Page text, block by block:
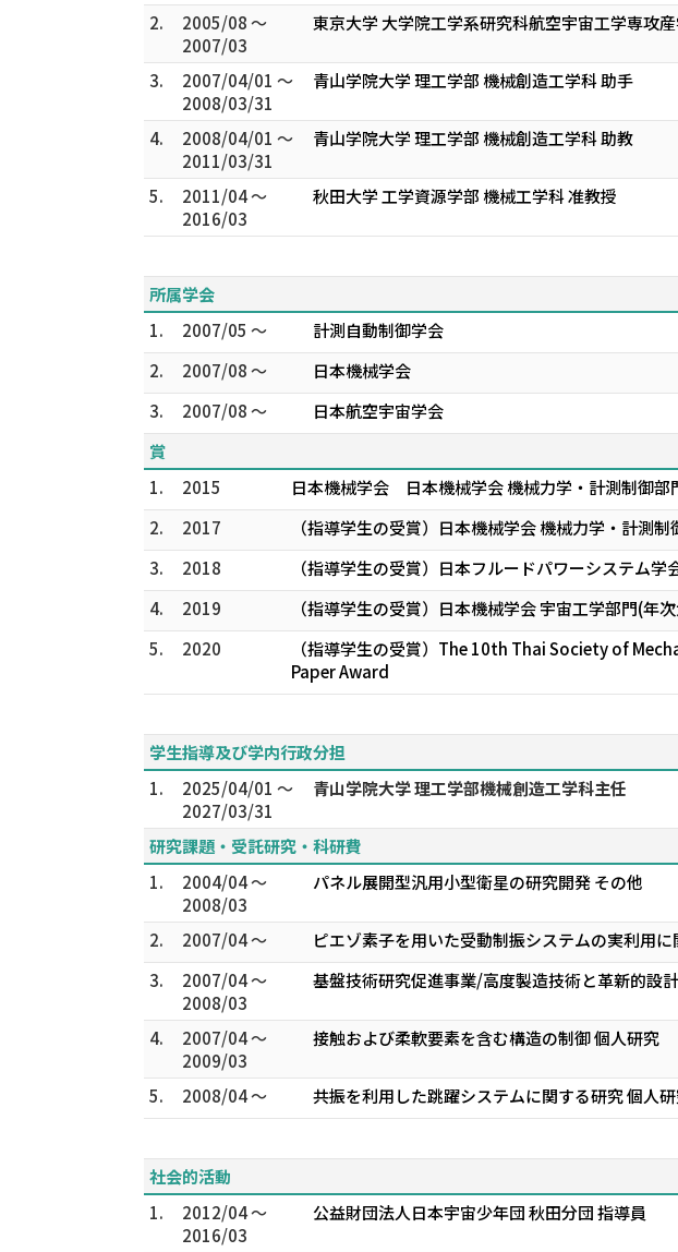
2.
2005/08 ～
2007/03
東京大学 大学院工学系研究科航空宇宙工学専攻
3.
2007/04/01 ～
2008/03/31
青山学院大学 理工学部 機械創造工学科 助手
4.
2008/04/01 ～
2011/03/31
青山学院大学 理工学部 機械創造工学科 助教
5.
2011/04 ～
2016/03
秋田大学 工学資源学部 機械工学科 准教授
所属学会
1.
2007/05 ～
計測自動制御学会
2.
2007/08 ～
日本機械学会
3.
2007/08 ～
日本航空宇宙学会
賞
1.
2015
日本機械学会 日本機械学会 機械力学・計測制御
2.
2017
（指導学生の受賞）日本機械学会 機械力学・計測
3.
2018
（指導学生の受賞）日本フルードパワーシステム
4.
2019
（指導学生の受賞）日本機械学会 宇宙工学部門(年
5.
2020
（指導学生の受賞）The 10th Thai Society of
Paper Award
学生指導及び学内行政分担
1.
2025/04/01 ～
2027/03/31
青山学院大学 理工学部機械創造工学科主任
研究課題・受託研究・科研費
1.
2004/04 ～
2008/03
パネル展開型汎用小型衛星の研究開発 その他
2. 2007/04 ～
ピエゾ素子を用いた受動制振システムの実利用
3.
2007/04 ～
2008/03
基盤技術研究促進事業/高度製造技術と革新的設
4.
2007/04 ～
2009/03
接触および柔軟要素を含む構造の制御 個人研究
5. 2008/04 ～
共振を利用した跳躍システムに関する研究 個人
社会的活動
1.
2012/04 ～
2016/03
公益財団法人日本宇宙少年団 秋田分団 指導員